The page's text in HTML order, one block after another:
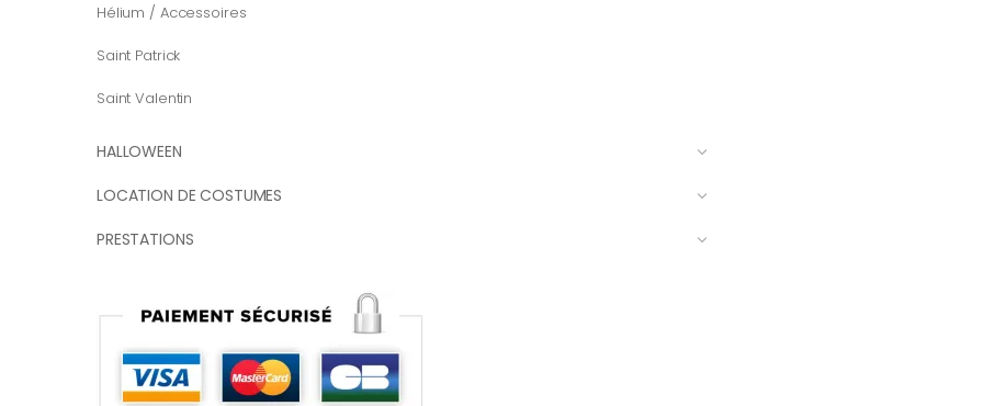
Hélium / Accessoires
Saint Patrick
Saint Valentin
HALLOWEEN
LOCATION DE COSTUMES
PRESTATIONS